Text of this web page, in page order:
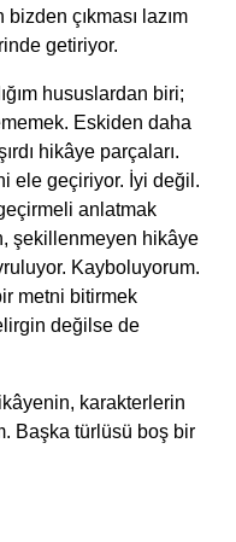
çıkması lazım
getiriyor.
hususlardan biri;
Eskiden daha
hikâye parçaları.
ele geçiriyor. İyi değil.
anlatmak
şekillenmeyen hikâye
Kayboluyorum.
metni bitirmek
değilse de
karakterlerin
Başka türlüsü boş bir